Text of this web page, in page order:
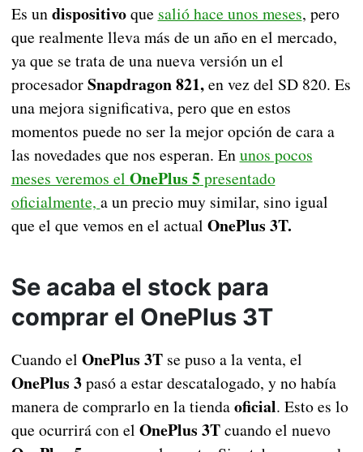
Es undispositivoque salió hace unos meses, pero
que realmente lleva más de un año en el mercado,
ya que se trata de una nueva versión un el
procesadorSnapdragon 821,en vez del SD 820. Es
una mejora significativa, pero que en estos
momentos puede no ser la mejor opción de cara a
las novedades que nos esperan. Enunos pocos
meses veremos el OnePlus 5presentado
oficialmente, a un precio muy similar, sino igual
que el que vemos en el actual OnePlus 3T.
Se acaba el stock para
comprar el OnePlus 3T
Cuando el OnePlus 3Tse puso a la venta, el
OnePlus 3pasó a estar descatalogado, y no había
manera de comprarlo en la tiendaoficial. Esto es lo
que ocurrirá con el OnePlus 3Tcuando el nuevo